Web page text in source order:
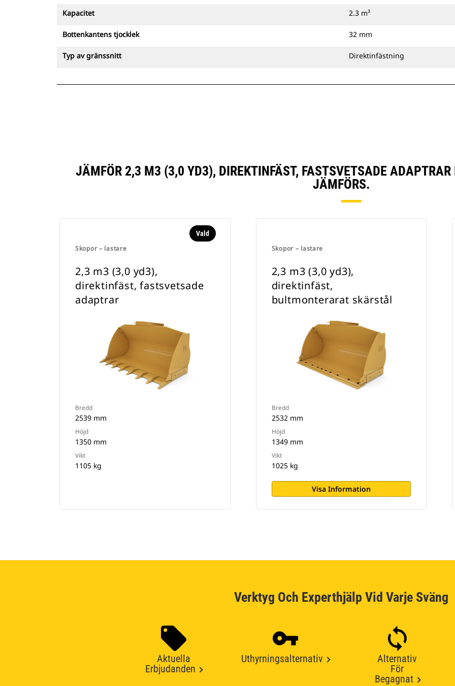
Kapacitet 2.3 m³
Bottenkantens tjocklek 32 mm
Typ av gränssnitt Direktinfästning
JÄMFÖR 2,3 M3 (3,0 YD3), DIREKTINFÄST, FASTSVETSADE ADAPTRAR
JÄMFÖRS.
Skopor – lastare
Vald
2,3 m3 (3,0 yd3),
direktinfäst, fastsvetsade
adaptrar
Bredd
2539 mm
Höjd
1350 mm
Vikt
1105 kg
Skopor – lastare
2,3 m3 (3,0 yd3),
direktinfäst,
bultmonterarat skärstål
Bredd
2532 mm
Höjd
1349 mm
Vikt
1025 kg
Visa Information
Verktyg Och Experthjälp Vid Varje Sväng
Aktuella
Erbjudanden
Uthyrningsalternativ
Alternativ
För
Begagnat